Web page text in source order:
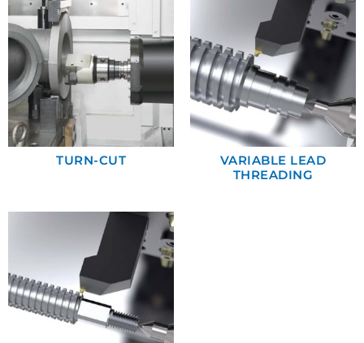
TURN-CUT
VARIABLE LEAD
THREADING